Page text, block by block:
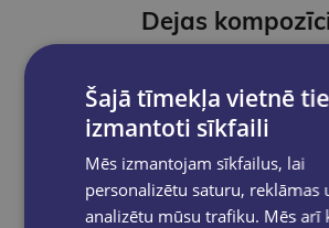
Dejas
Nav noliktavā
Šajā tīmekļa vietnē
izmantoti sīkfaili
Mēs izmantojam sīkfailus, lai
personalizētu saturu, reklāmas
analizētu mūsu trafiku. Mēs arī